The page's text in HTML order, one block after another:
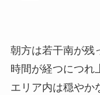
朝方は若干南が残
時間が経つにつれ
エリア内は穏やか